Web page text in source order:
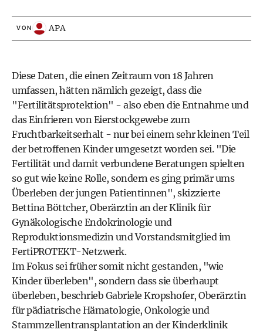
VON APA
Diese Daten, die einen Zeitraum von 18 Jahren
umfassen, hätten nämlich gezeigt, dass die
"Fertilitätsprotektion" - also eben die Entnahme und
das Einfrieren von Eierstockgewebe zum
Fruchtbarkeitserhalt - nur bei einem sehr kleinen Teil
der betroffenen Kinder umgesetzt worden sei. "Die
Fertilität und damit verbundene Beratungen spielten
so gut wie keine Rolle, sondern es ging primär ums
Überleben der jungen Patientinnen", skizzierte
Bettina Böttcher, Oberärztin an der Klinik für
Gynäkologische Endokrinologie und
Reproduktionsmedizin und Vorstandsmitglied im
FertiPROTEKT-Netzwerk.
Im Fokus sei früher somit nicht gestanden, "wie
Kinder überleben", sondern dass sie überhaupt
überleben, beschrieb Gabriele Kropshofer, Oberärztin
für pädiatrische Hämatologie, Onkologie und
Stammzellentransplantation an der Kinderklinik